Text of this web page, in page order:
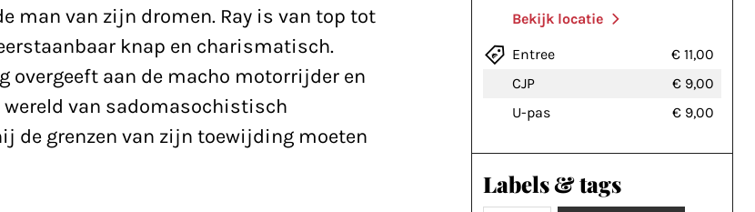
man van zijn dromen. Ray is van top tot
knap en charismatisch.
overgeeft aan de macho motorrijder en
wereld van sadomasochistisch
de grenzen van zijn toewijding moeten
Bekijk locatie
Entree
€ 11,00
CJP
€ 9,00
U-pas
€ 9,00
Labels & tags